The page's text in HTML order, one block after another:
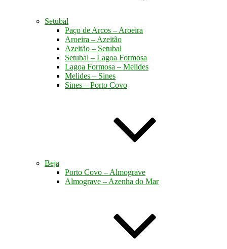
Setubal
Paço de Arcos – Aroeira
Aroeira – Azeitão
Azeitão – Setubal
Setubal – Lagoa Formosa
Lagoa Formosa – Melides
Melides – Sines
Sines – Porto Covo
Beja
Porto Covo – Almograve
Almograve – Azenha do Mar